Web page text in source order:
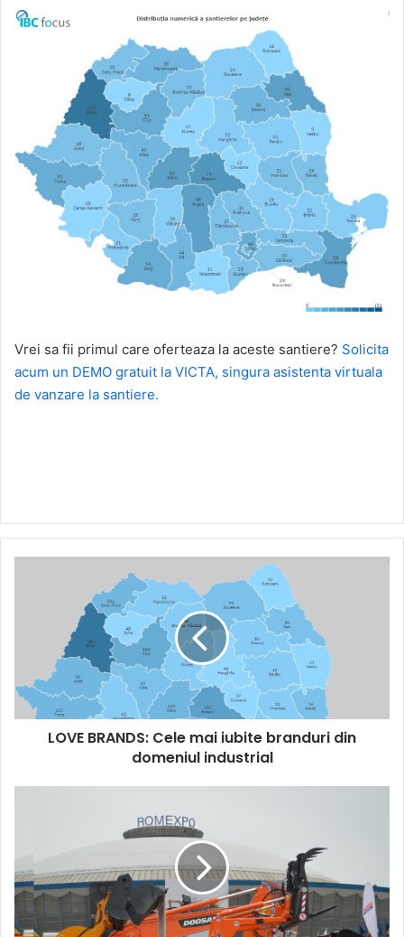
Vrei sa fii primul care oferteaza la aceste santiere? Solicita
acum un DEMO gratuit la VICTA, singura asistenta virtuala
de vanzare la santiere.
branduri
domeniul
industrial
LOVE BRANDS: Cele mai iubite branduri din
domeniul industrial
2019:
un
nou
concept